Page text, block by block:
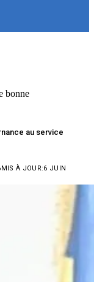
bonne
au service
MIS À JOUR:6 JUIN